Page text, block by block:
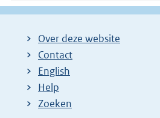
Over deze website
Contact
English
Help
Zoeken